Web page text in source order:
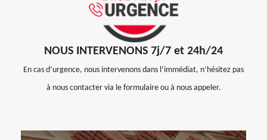
NOUS INTERVENONS 7j/7 et 24h/24
En cas d’urgence, nous intervenons dans l’immédiat, n’hésitez pas
à nous contacter via le formulaire ou à nous appeler.